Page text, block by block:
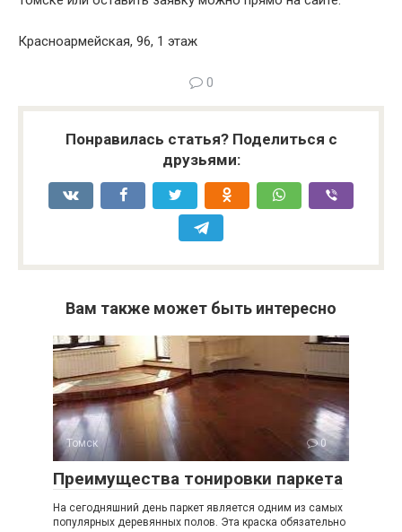
Красноармейская, 96, 1 этаж
0
Понравилась статья? Поделиться с
друзьями:
Вам также может быть интересно
Томск 0
Преимущества тонировки паркета
На сегодняшний день паркет является одним из самых
популярных деревянных полов. Эта краска обязательно